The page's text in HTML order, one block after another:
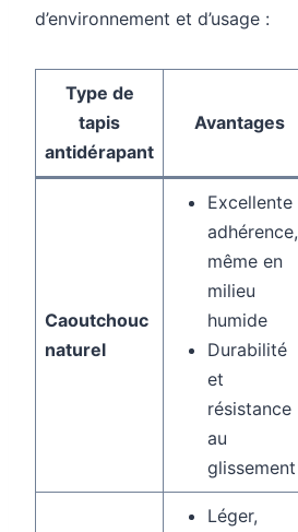
d’environnement et d’usage :
Type de
tapis
antidérapant
Avantages
Caoutchouc
naturel
Excellente
adhérence,
même en
milieu
humide
Durabilité
et
résistance
au
glissement
Léger,